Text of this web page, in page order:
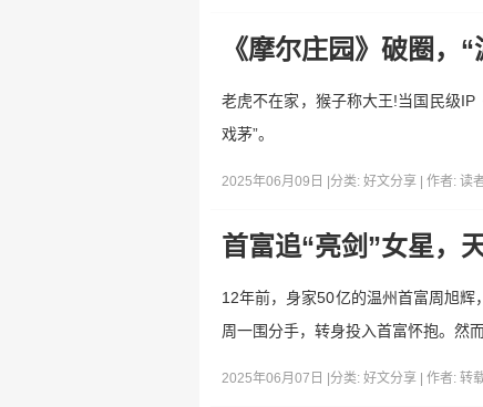
《摩尔庄园》破圈，
老虎不在家，猴子称大王!当国民级IP
戏茅”。
2025年06月09日 | 分类: 好文分享 | 作者: 读
首富追“亮剑”女星，
12年前，身家50亿的温州首富周旭辉
周一围分手，转身投入首富怀抱。然
2025年06月07日 | 分类: 好文分享 | 作者: 转